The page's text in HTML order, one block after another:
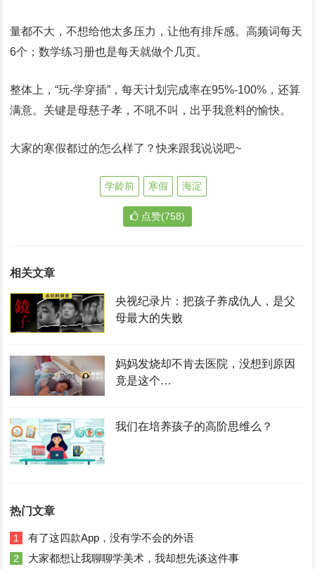
量都不大，不想给他太多压力，让他有排斥感。高频词每天
6个；数学练习册也是每天就做个几页。
整体上，“玩-学穿插”，每天计划完成率在95%-100%，还算
满意。关键是母慈子孝，不吼不叫，出乎我意料的愉快。
大家的寒假都过的怎么样了？快来跟我说说吧~
学龄前 寒假 海淀
点赞(758)
相关文章
央视纪录片：把孩子养成仇人，是父
母最大的失败
妈妈发烧却不肯去医院，没想到原因
竟是这个…
我们在培养孩子的高阶思维么？
热门文章
1 有了这四款App，没有学不会的外语
2 大家都想让我聊聊学美术，我却想先谈这件事